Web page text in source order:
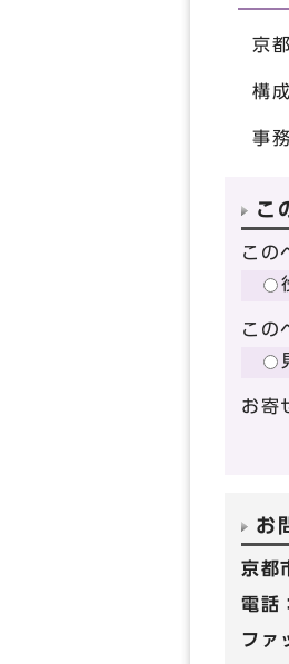
京
構
事
こ
この
この
お寄
お
京
電話
ファ